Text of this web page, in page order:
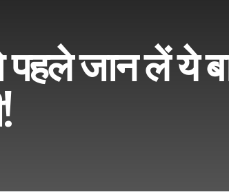
पहले जान लें ये